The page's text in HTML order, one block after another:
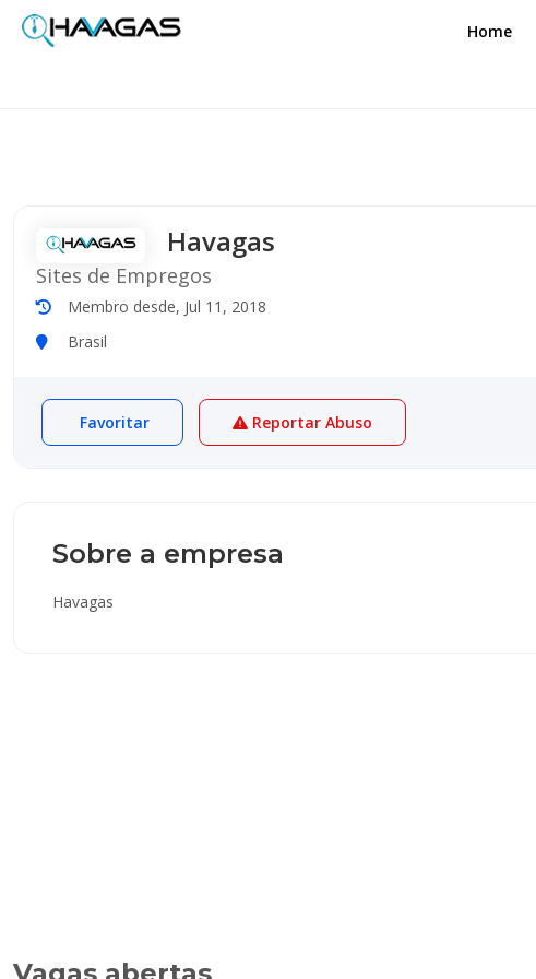
Home
Havagas
Sites de Empregos
Membro desde, Jul 11, 2018
Brasil
Favoritar Reportar Abuso
Sobre a empresa
Havagas